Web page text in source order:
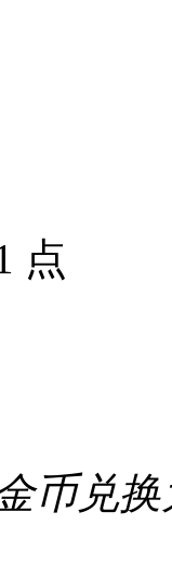
点
币兑